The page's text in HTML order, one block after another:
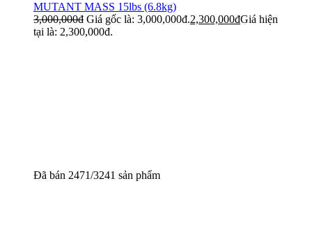
MUTANT MASS 15lbs (6.8kg)
3,000,000đ Giá gốc là: 3,000,000đ.2,300,000đGiá hiện
tại là: 2,300,000đ.
Đã bán 2471/3241 sản phẩm